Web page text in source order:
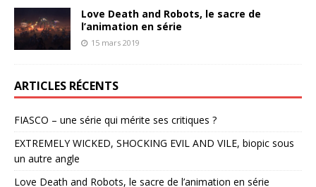
Love Death and Robots, le sacre de
l’animation en série
15 mars 2019
ARTICLES RÉCENTS
FIASCO – une série qui mérite ses critiques ?
EXTREMELY WICKED, SHOCKING EVIL AND VILE, biopic sous
un autre angle
Love Death and Robots, le sacre de l’animation en série